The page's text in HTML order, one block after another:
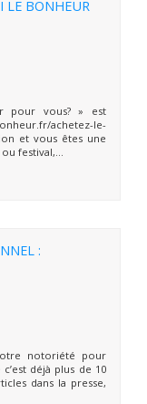
LE BONHEUR
pour vous? » est
achetez-le-
et vous êtes une
festival,...
:
notoriété pour
déjà plus de 10
dans la presse,